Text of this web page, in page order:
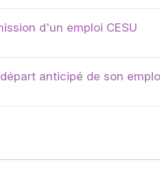
d'un emploi CESU
anticipé de son